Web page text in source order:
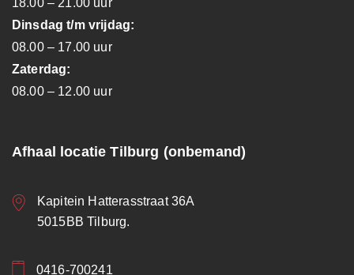
Dinsdag t/m vrijdag:
08.00 – 17.00 uur
Zaterdag:
08.00 – 12.00 uur
Afhaal locatie Tilburg (onbemand)
Kapitein Hatterasstraat 36A
5015BB Tilburg.
0416-700241